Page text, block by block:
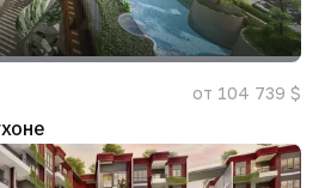
от 104 739 $